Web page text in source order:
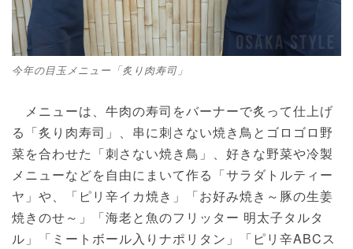
今年の目玉メニュー「炙り肉寿司」
メニューは、牛肉の寿司をバーナーで炙って仕上げ
る「炙り肉寿司」、串に刺さない焼き鳥とゴロゴロ野
菜を合わせた「刺さない焼き鳥」、好きな野菜や冷製
メニューなどを自由にまいて作る「サラダトルティー
ヤ」や、「ピリ辛イカ焼き」「お好み焼き～豚の生姜
焼きのせ～」「海老と魚のフリッター 明太子タルタ
ル」「ミートボール入りナポリタン」「ピリ辛ABCス